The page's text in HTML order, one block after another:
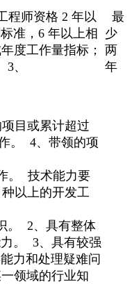
程师资格 2 年以
准，6 年以上相
度工作量指标；
、
最
少
两
年
目或累计超过
。 4、带领的项
。 技术能力要
以上的开发工
。 2、具有整体
。 3、具有较强
力和处理疑难问
领域的行业知